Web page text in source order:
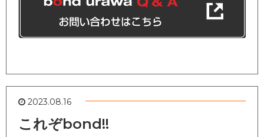
2023.08.16
これぞbond!!